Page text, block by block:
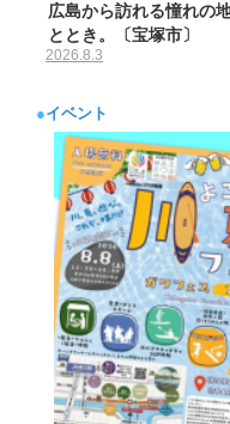
広島から訪れる憧れの
ととき。〔宝塚市〕
2026.8.3
●イベント